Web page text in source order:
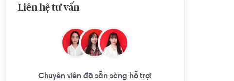
Liên hệ tư vấn
Chuyên viên đã sẵn sàng hỗ trợ!